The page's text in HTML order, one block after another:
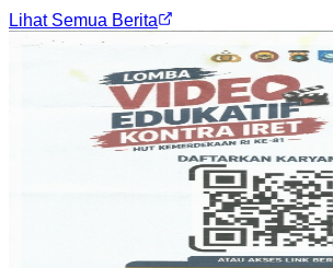
Lihat Semua Berita